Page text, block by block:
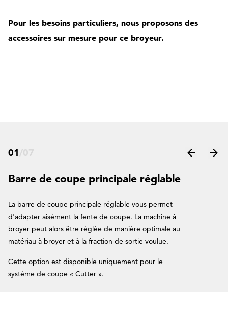
Pour les besoins particuliers, nous proposons des
accessoires sur mesure pour ce broyeur.
01
Barre de coupe principale réglable
La barre de coupe principale réglable vous permet
d'adapter aisément la fente de coupe. La machine à
broyer peut alors être réglée de manière optimale au
matériau à broyer et à la fraction de sortie voulue.
Cette option est disponible uniquement pour le
système de coupe « Cutter ».